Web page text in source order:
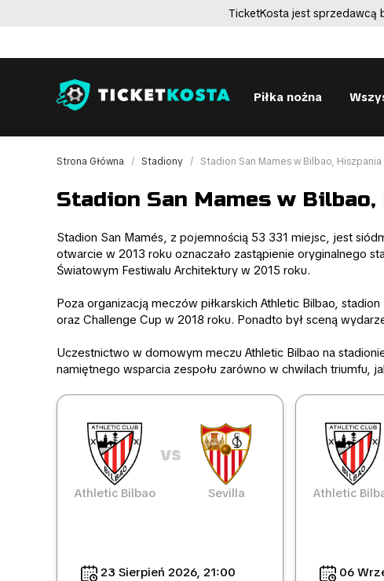
TicketKosta jest sprzedawcą
Piłka nożna
Strona Główna Stadiony Stadion San Mames w Bilbao, Hiszpania
Stadion San Mames w Bilbao,
Stadion San Mamés, z pojemnością 53 331 miejsc, jest
otwarcie w 2013 roku oznaczało zastąpienie oryginalnego
Światowym Festiwalu Architektury w 2015 roku.
Poza organizacją meczów piłkarskich Athletic Bilbao,
oraz Challenge Cup w 2018 roku. Ponadto był sceną
Uczestnictwo w domowym meczu Athletic Bilbao na
namiętnego wsparcia zespołu zarówno w chwilach triumfu,
Athletic Bilbao
vs
Sevilla
23 Sierpień 2026, 21:00
Athletic
06